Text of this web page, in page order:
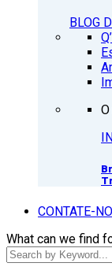
BLOG
CONTATE-
What can we find